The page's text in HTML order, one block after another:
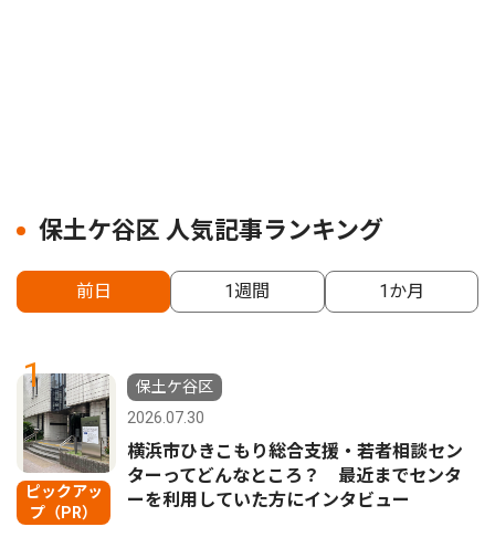
保土ケ谷区 人気記事ランキング
前日 1週間 1か月
1
ピックアッ
プ（PR）
保土ケ谷区
2026.07.30
横浜市ひきこもり総合支援・若者相談セン
ターってどんなところ？ 最近までセンタ
ーを利用していた方にインタビュー